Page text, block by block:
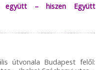
együtt – hiszen Együtt
útvonala Budapest felől: